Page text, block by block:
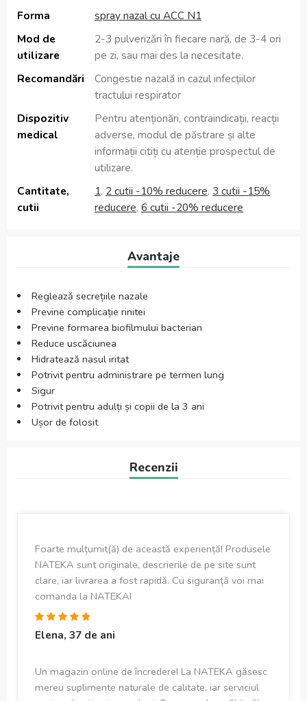
Forma
spray nazal cu ACC N1
Mod de
utilizare
2-3 pulverizări în fiecare nară, de 3-4 ori
pe zi, sau mai des la necesitate.
Recomandări
Congestie nazală in cazul infecțiilor
tractului respirator
Dispozitiv
medical
Pentru atenționări, contraindicații, reacții
adverse, modul de păstrare și alte
informații citiți cu atenție prospectul de
utilizare.
Cantitate,
cutii
1, 2 cutii -10% reducere, 3 cutii -15%
reducere, 6 cutii -20% reducere
Avantaje
Reglează secrețiile nazale
Previne complicație rinitei
Previne formarea biofilmului bacterian
Reduce uscăciunea
Hidratează nasul iritat
Potrivit pentru administrare pe termen lung
Sigur
Potrivit pentru adulți și copii de la 3 ani
Ușor de folosit
Recenzii
Foarte mulțumit(ă) de această experiență! Produsele
NATEKA sunt originale, descrierile de pe site sunt
clare, iar livrarea a fost rapidă. Cu siguranță voi mai
comanda la NATEKA!
Elena, 37 de ani
Un magazin online de încredere! La NATEKA găsesc
mereu suplimente naturale de calitate, iar serviciul